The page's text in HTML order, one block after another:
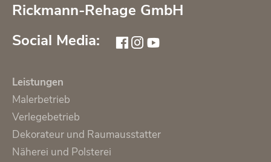
Rickmann-Rehage GmbH
Social Media:
Leistungen
Malerbetrieb
Verlegebetrieb
Dekorateur und Raumausstatter
Näherei und Polsterei